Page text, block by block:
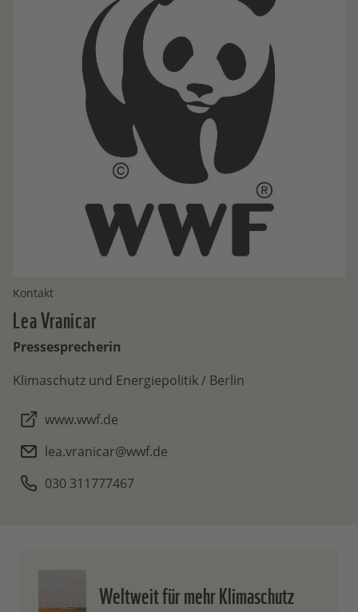
Kontakt
LeaVranicar
Pressesprecherin
Klimaschutz und Energiepolitik / Berlin
www.wwf.de
lea.vranicar@wwf.de
030 311777467
Weltweit für mehr Klimaschutz